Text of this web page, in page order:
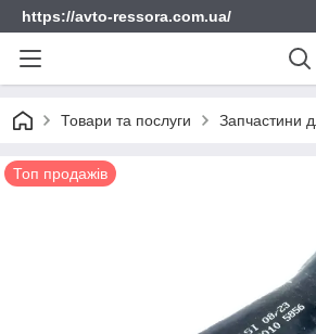
https://avto-ressora.com.ua/
Товари та послуги Запчастини
Топ продажів